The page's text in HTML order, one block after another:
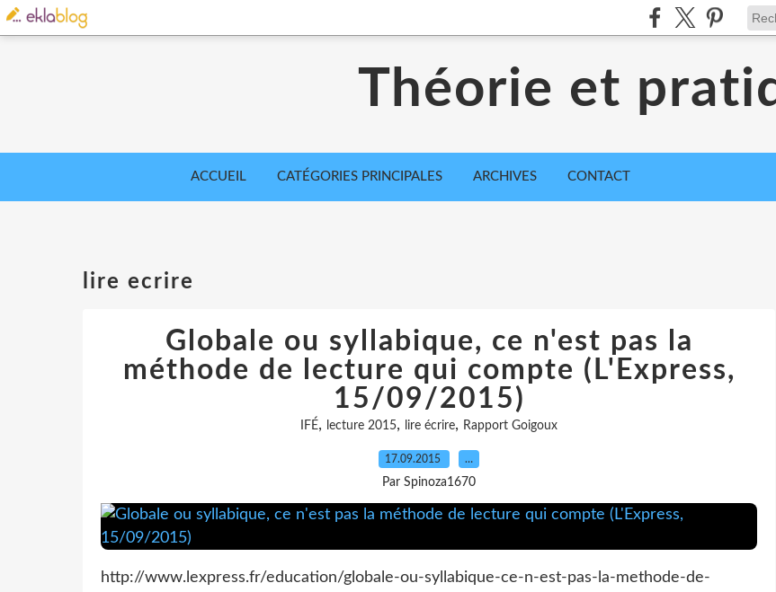
Théorie et
ACCUEIL CATÉGORIES PRINCIPALES ARCHIVES CONTACT
lire ecrire
Globale ou syllabique, ce n'est pas la
méthode de lecture qui compte (L'Express,
15/09/2015)
IFÉ, lecture 2015, lire écrire, Rapport Goigoux
17.09.2015 …
Par Spinoza1670
http://www.lexpress.fr/education/globale-ou-syllabique-ce-n-est-pas-la-methode-de-